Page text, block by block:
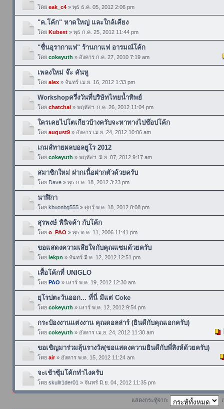
โดย eak_c4» พุธ ธ.ค. 05, 2012 2:06 pm
"ค.โค้ก" หาดใหญ่ และใกล้เคียง
โดย Kubest» พุธ ก.ค. 25, 2012 11:44 pm
"ชื่นอุรากาแฟ" ร้านกาแฟ อารมณ์โค้ก
โดย cokeyuth » อังคาร ก.ค. 27, 2010 7:19 am
เพลงใหม่ จ๊ะ คันหู
โดย alex» จันทร์ เม.ย. 16, 2012 1:33 pm
Workshopครึ่งวันที่บริษัทไทยน้ำทิพย์
โดย chatchai» พฤหัสฯ. ก.ค. 26, 2012 11:04 pm
ใครเคยไปโตเกียวบ้างครับจะหาทางไปช๊อปโค้ก
โดย august9» อังคาร เม.ย. 24, 2012 10:06 am
เกมส์ทายผลบอลยูโร 2012
โดย cokeyuth » พฤหัสฯ. มิ.ย. 07, 2012 9:17 am
สมาชิกใหม่ ฝากเนื้อฝากตัวด้วยครับ
โดย Dave» พุธ ก.ค. 18, 2012 3:23 pm
นาฬิกา
โดย kbuonbg555» ศุกร์ พ.ค. 18, 2012 8:08 pm
สุรพงษ์ พินิจค้า กับโค้ก
โดย o_PAO » พุธ ต.ค. 11, 2006 11:41 pm
ขอแสดงความเสียใจกับคุณแซมด้วยครับ
โดย lekpn » จันทร์ มี.ค. 12, 2012 12:51 pm
เสื้อโค้กที่ UNIGLO
โดย PAO » เสาร์ พ.ค. 19, 2012 12:30 am
ยุโรปตะวันออก... ที่นี่ มีแต่ Coke
โดย cokeyuth » เสาร์ พ.ค. 12, 2012 9:54 pm
กระป๋องงานแต่งงาน คุณดอลล่าร์ (ยินดีกับคุณเอกครับ)
โดย cokeyuth » อังคาร เม.ย. 24, 2012 11:30 am
ขอเชิญมาร่วมลุ้นรางวัล(ขอแสดงความยินดีกับพี่สิงห์ด้วยครับ)
โดย air» อังคาร พ.ค. 15, 2012 11:24 am
จะเช้าซุ้มโค้กทำไงครับ
โดย skullr1der01 » จันทร์ มิ.ย. 04, 2012 11:35 pm
แสดงกระทู้จาก: